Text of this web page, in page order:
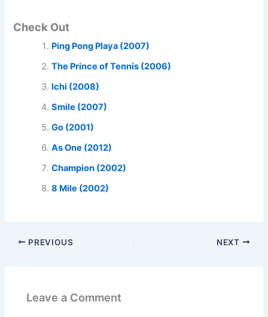
Check Out
Ping Pong Playa (2007)
The Prince of Tennis (2006)
Ichi (2008)
Smile (2007)
Go (2001)
As One (2012)
Champion (2002)
8 Mile (2002)
PREVIOUS NEXT
Leave a Comment